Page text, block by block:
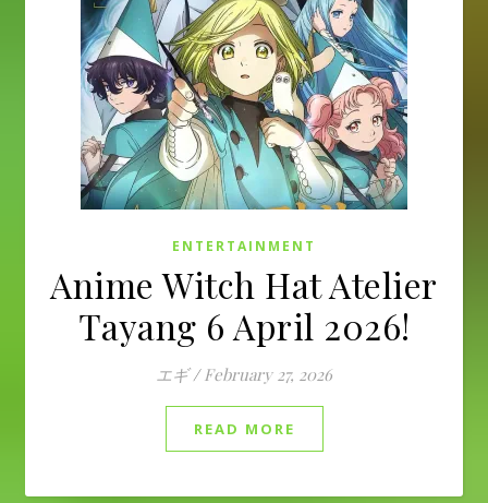
ENTERTAINMENT
Anime Witch Hat Atelier
Tayang 6 April 2026!
エギ / February 27, 2026
READ MORE